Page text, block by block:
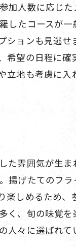
加人数に応じ
したコースが
ションも見逃せ
希望の日程に
立地も考慮に入
た雰囲気が生
揚げたてのフ
楽しめるため、
、旬の味覚を
人々に選ばれて